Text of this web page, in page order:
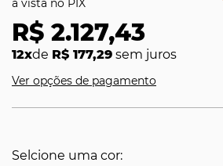
R$ 2.127,43
12xde R$ 177,29 sem juros
Ver opções de pagamento
Selcione uma cor